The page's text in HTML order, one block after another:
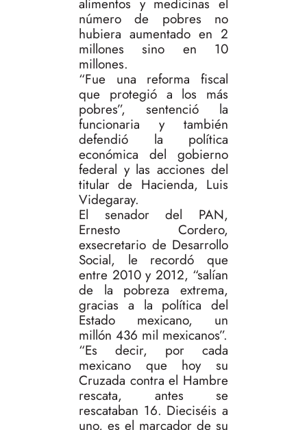
alimentos y medicinas el
número de pobres no
hubiera aumentado en 2
millones sino en 10
millones.
“Fue una reforma fiscal
que protegió a los más
pobres”, sentenció la
funcionaria y también
defendió la política
económica del gobierno
federal y las acciones del
titular de Hacienda, Luis
Videgaray.
El senador del PAN,
Ernesto Cordero,
exsecretario de Desarrollo
Social, le recordó que
entre 2010 y 2012, “salían
de la pobreza extrema,
gracias a la política del
Estado mexicano, un
millón 436 mil mexicanos”.
“Es decir, por cada
mexicano que hoy su
Cruzada contra el Hambre
rescata, antes se
rescataban 16. Dieciséis a
uno, es el marcador de su